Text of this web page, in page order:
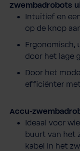
Zwembadrobots
Intuïtief en
op de knop
Ergonomisch,
door het lage
Door het
efficiënter
Accu-
Ideaal voor
buurt van het
kabel in het